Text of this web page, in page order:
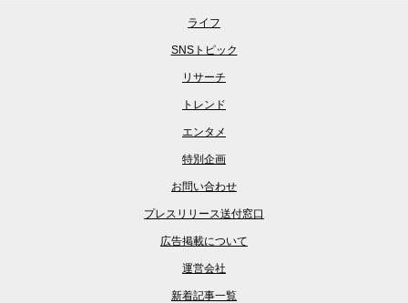
ライフ
SNSトピック
リサーチ
トレンド
エンタメ
特別企画
お問い合わせ
プレスリリース送付窓口
広告掲載について
運営会社
新着記事一覧